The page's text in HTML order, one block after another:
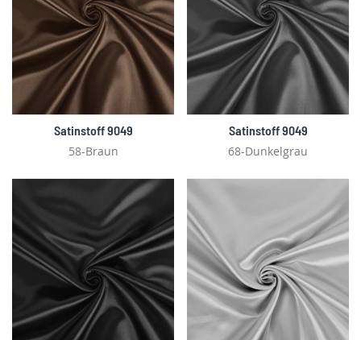
Satinstoff 9049
58-Braun
Satinstoff 9049
68-Dunkelgrau